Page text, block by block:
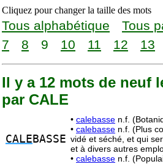
Cliquez pour changer la taille des mots
Tous alphabétique Tous
7
8 9 10 11 12 13
Il y a 12 mots de neuf
par CALE
CALE BASSE
• calebasse n.f.
• calebasse n.f. (Plus
vidé et séché, et qui
et à divers autres
• calebasse n.f.